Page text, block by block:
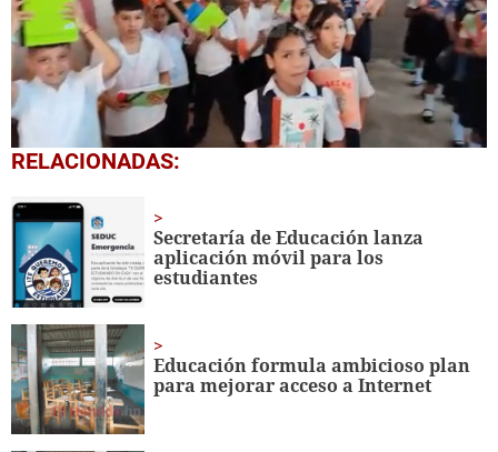
0
seconds
1
minute,
56
seconds
RELACIONADAS:
Secretaría de Educación lanza
aplicación móvil para los
estudiantes
Educación formula ambicioso plan
para mejorar acceso a Internet